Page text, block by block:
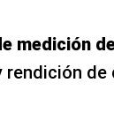
medición
rendición de